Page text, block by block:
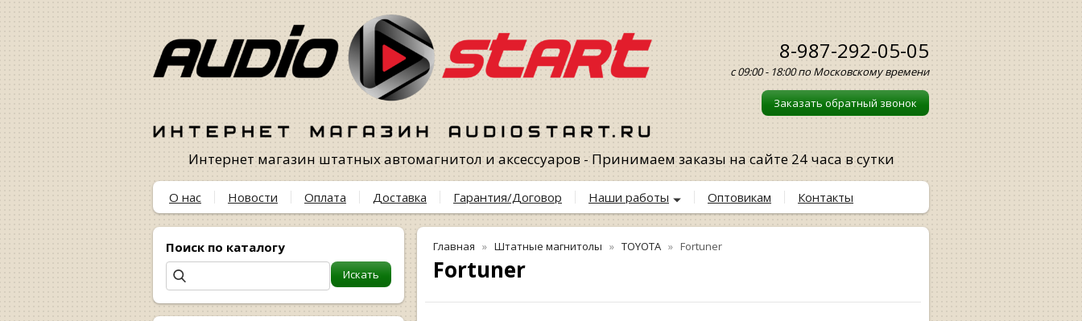
8-987-292-05-05
с 09:00 - 18:00 по Московскому времени
Заказать обратный звонок
Интернет магазин штатных автомагнитол и аксессуаров - Принимаем заказы на сайте 24 часа в сутки
О нас Новости Оплата Доставка Гарантия/Договор Наши работы Оптовикам Контакты
Поиск по каталогу Главная Штатные магнитолы TOYOTA Fortuner
Fortuner